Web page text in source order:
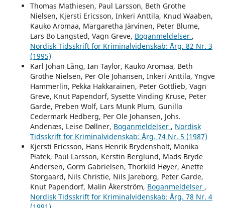
Thomas Mathiesen, Paul Larsson, Beth Grothe
Nielsen, Kjersti Ericsson, Inkeri Anttila, Knud Waaben,
Kauko Aromaa, Margaretha Järvinen, Peter Blume,
Lars Bo Langsted, Vagn Greve, Boganmeldelser ,
Nordisk Tidsskrift for Kriminalvidenskab: Årg. 82 Nr. 3
(1995)
Karl Johan Lång, Ian Taylor, Kauko Aromaa, Beth
Grothe Nielsen, Per Ole Johansen, Inkeri Anttila, Yngve
Hammerlin, Pekka Hakkarainen, Peter Gottlieb, Vagn
Greve, Knut Papendorf, Sysette Vinding Kruse, Peter
Garde, Preben Wolf, Lars Munk Plum, Gunilla
Cedermark Hedberg, Per Ole Johansen, Johs.
Andenæs, Leise Døllner, Boganmeldelser , Nordisk
Tidsskrift for Kriminalvidenskab: Årg. 74 Nr. 5 (1987)
Kjersti Ericsson, Hans Henrik Brydensholt, Monika
Płatek, Paul Larsson, Kerstin Berglund, Mads Bryde
Andersen, Gorm Gabrielsen, Thorkild Høyer, Anette
Storgaard, Nils Christie, Nils Jareborg, Peter Garde,
Knut Papendorf, Malin Åkerström, Boganmeldelser ,
Nordisk Tidsskrift for Kriminalvidenskab: Årg. 78 Nr. 4